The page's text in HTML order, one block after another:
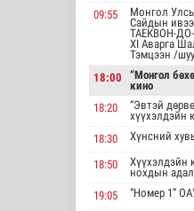
100
6 цаг 52 минутын
6
09:55
Монгол
Сайдын
ТАЕКВОН-
XI Аварга
Тэмцээн /
18:00
“Монгол
кино
18:20
“Эвтэй
хүүхэлдэйн
18:30
Хүнсний
18:50
Хүүхэлдэйн
нохдын адал
19:05
“Номер 1”